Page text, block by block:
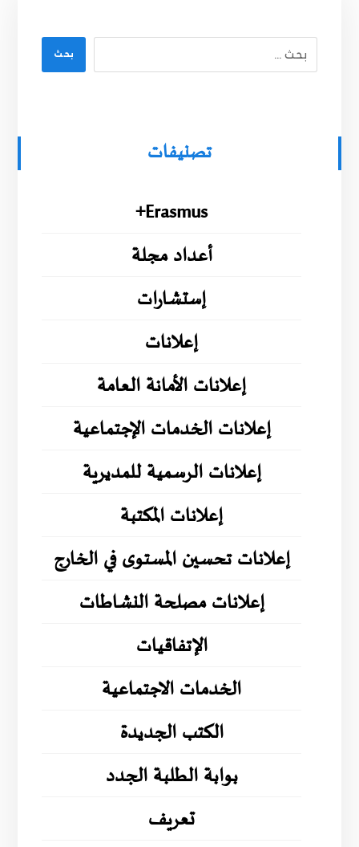
بحث
تصنيفات
Erasmus+
أعداد مجلة
إستشارات
إعلانات
إعلانات الأمانة العامة
إعلانات الخدمات الإجتماعية
إعلانات الرسمية للمديرية
إعلانات المكتبة
إعلانات تحسين المستوى في الخارج
إعلانات مصلحة النشاطات
الإتفاقيات
الخدمات الاجتماعية
الكتب الجديدة
بوابة الطلبة الجدد
تعريف